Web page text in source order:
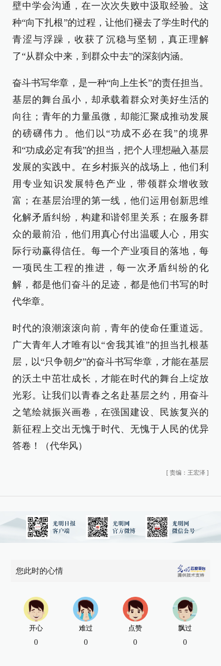
壁中学会沟通，在一次次失败中汲取经验。这
种“向下扎根”的过程，让他们褪去了学生时代的
青涩与浮躁，收获了沉稳与坚韧，真正理解
了“从群众中来，到群众中去”的深刻内涵。
奋斗书写华章，是一种“向上生长”的责任担当。
基层的舞台虽小，却承载着群众对美好生活的
向往；青年的力量虽微，却能汇聚成推动发展
的磅礴伟力。他们以“功成不必在我”的境界
和“功成必定有我”的担当，把个人理想融入基层
发展的实践中。在乡村振兴的战场上，他们利
用专业知识发展特色产业，带领群众增收致
富；在基层治理的第一线，他们运用创新思维
化解矛盾纠纷，构建和谐邻里关系；在服务群
众的最前沿，他们用真心付出温暖人心，用实
际行动赢得信任。每一个产业项目的落地，每
一项民生工程的推进，每一次矛盾纠纷的化
解，都是他们奋斗的足迹，都是他们书写的时
代华章。
时代的浪潮滚滚向前，青年的使命任重道远。
广大青年人才唯有以“舍我其谁”的担当扎根基
层，以“只争朝夕”的奋斗书写华章，才能在基层
的沃土中茁壮成长，才能在时代的舞台上绽放
光彩。让我们以青春之名赴基层之约，用奋斗
之笔绘就振兴画卷，在强国建设、民族复兴的
新征程上交出无愧于时代、无愧于人民的优异
答卷！（代华风）
[ 责编：王宏泽 ]
您此时的心情
开心
0
难过
0
点赞
0
飘过
0